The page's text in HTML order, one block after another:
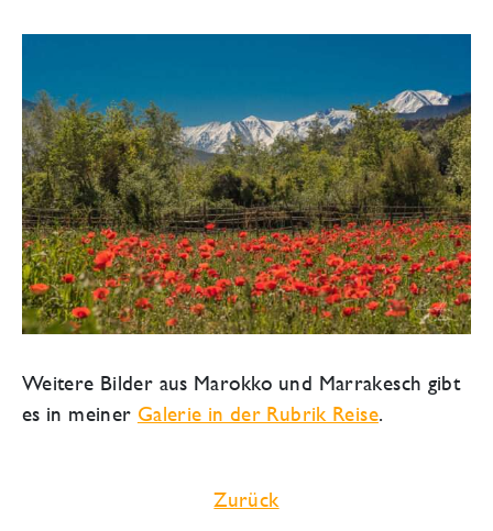
Weitere Bilder aus Marokko und Marrakesch gibt
es in meiner Galerie in der Rubrik Reise.
Zurück